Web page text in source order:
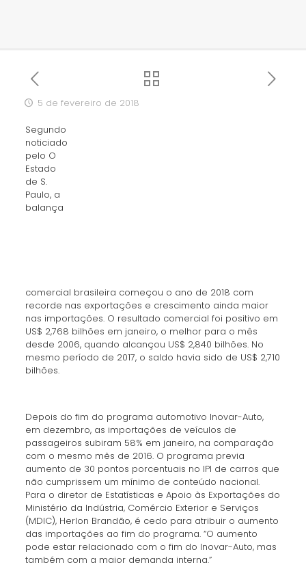
5 de fevereiro de 2018
Segundo
noticiado
pelo O
Estado
de S.
Paulo, a
balança
comercial brasileira começou o ano de 2018 com
recorde nas exportações e crescimento ainda maior
nas importações. O resultado comercial foi positivo em
US$ 2,768 bilhões em janeiro, o melhor para o mês
desde 2006, quando alcançou US$ 2,840 bilhões. No
mesmo período de 2017, o saldo havia sido de US$ 2,710
bilhões.
Depois do fim do programa automotivo Inovar-Auto,
em dezembro, as importações de veículos de
passageiros subiram 58% em janeiro, na comparação
com o mesmo mês de 2016. O programa previa
aumento de 30 pontos porcentuais no IPI de carros que
não cumprissem um mínimo de conteúdo nacional.
Para o diretor de Estatísticas e Apoio às Exportações do
Ministério da Indústria, Comércio Exterior e Serviços
(MDIC), Herlon Brandão, é cedo para atribuir o aumento
das importações ao fim do programa. “O aumento
pode estar relacionado com o fim do Inovar-Auto, mas
também com a maior demanda interna.”